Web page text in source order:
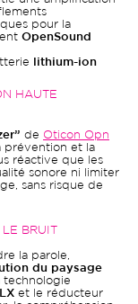
pour la
OpenSound
lithium-ion
HAUTE
de Oticon Opn
prévention et la
réactive que les
sonore ni limiter
sans risque de
BRUIT
la parole,
du paysage
technologie
et le réducteur